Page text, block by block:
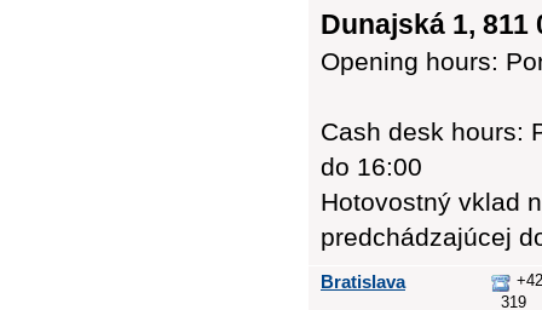
Dunajská 1, 811
Opening hours:
Cash desk hours:
do 16:00
Hotovostný vklad
predchádzajúcej
Bratislava
319